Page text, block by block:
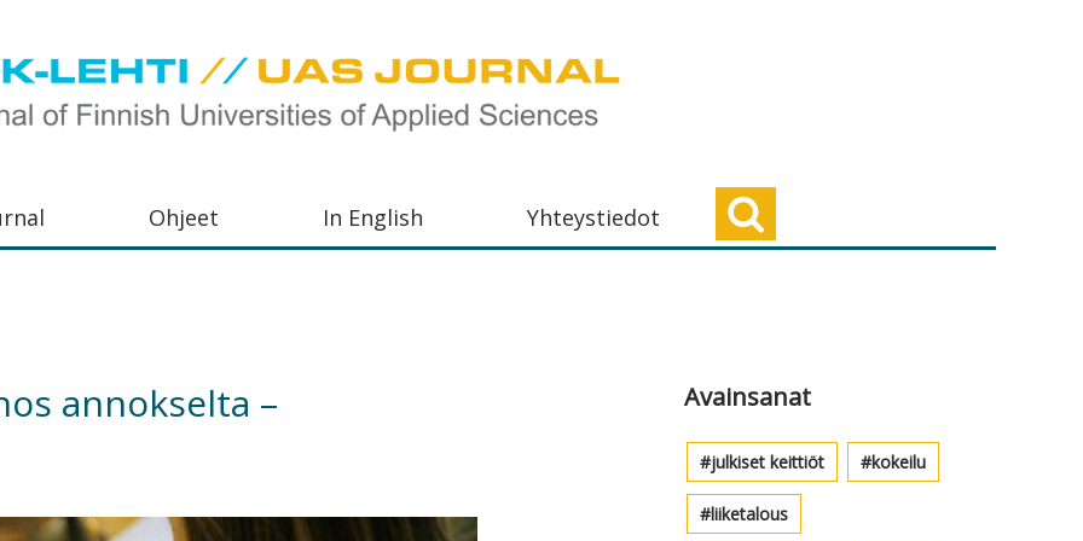
Ohjeet In English Yhteystiedot
annokselta –
Avainsanat
julkiset keittiöt kokeilu
liiketalous